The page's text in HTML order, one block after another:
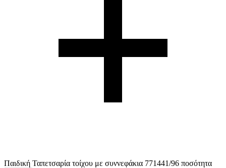
Παιδική Ταπετσαρία τοίχου με συννεφάκια 771441/96 ποσότητα